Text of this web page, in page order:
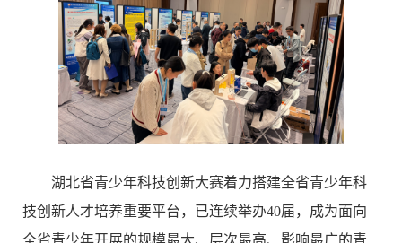
湖北省青少年科技创新大赛着力搭建全省青少年科
技创新人才培养重要平台，已连续举办40届，成为面向
全省青少年开展的规模最大、层次最高、影响最广的青